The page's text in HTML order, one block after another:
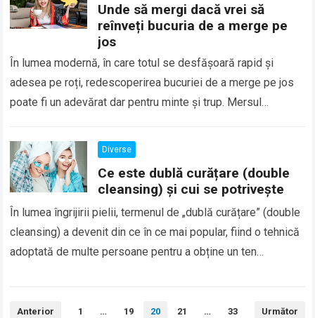
Unde să mergi dacă vrei să
reînveți bucuria de a merge pe
jos
În lumea modernă, în care totul se desfășoară rapid și
adesea pe roți, redescoperirea bucuriei de a merge pe jos
poate fi un adevărat dar pentru minte și trup. Mersul…
Diverse
Ce este dublă curățare (double
cleansing) și cui se potrivește
În lumea îngrijirii pielii, termenul de „dublă curățare” (double
cleansing) a devenit din ce în ce mai popular, fiind o tehnică
adoptată de multe persoane pentru a obține un ten…
Paginație
Anterior 1 … 19 20 21 … 33 Următor